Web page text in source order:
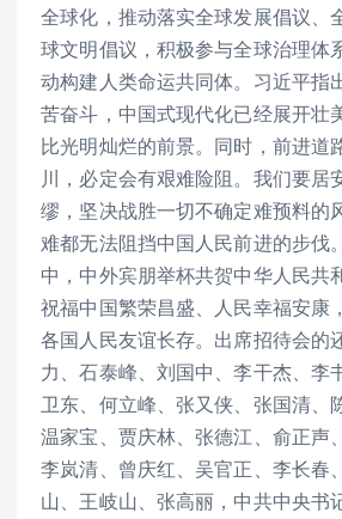
全球化，推动落实全球发展倡议、
球文明倡议，积极参与全球治理体
动构建人类命运共同体。习近平指
苦奋斗，中国式现代化已经展开壮
比光明灿烂的前景。同时，前进道
川，必定会有艰难险阻。我们要居
缪，坚决战胜一切不确定难预料的
难都无法阻挡中国人民前进的步伐
中，中外宾朋举杯共贺中华人民共
祝福中国繁荣昌盛、人民幸福安康
各国人民友谊长存。出席招待会的
力、石泰峰、刘国中、李干杰、李
卫东、何立峰、张又侠、张国清、
温家宝、贾庆林、张德江、俞正声
李岚清、曾庆红、吴官正、李长春
山、王岐山、张高丽，中共中央书